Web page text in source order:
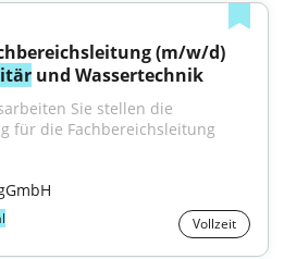
(m/w/d)
und Wassertechnik
Sie stellen die
Vollzeit